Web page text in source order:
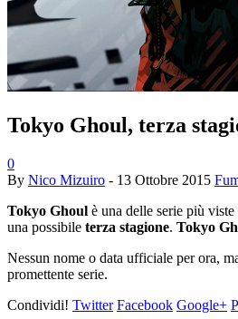
Tokyo Ghoul, terza
0
By Nico Mizuiro - 13 Ottobre 2015
Tokyo Ghoul è una delle serie più
una possibile terza stagione. Tokyo
Nessun nome o data ufficiale per ora,
promettente serie.
Condividi! Twitter Facebook Google+